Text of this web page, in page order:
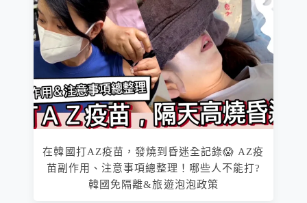
在韓國打AZ疫苗，發燒到昏迷全記錄😱 AZ疫
苗副作用、注意事項總整理！哪些人不能打?
韓國免隔離&旅遊泡泡政策